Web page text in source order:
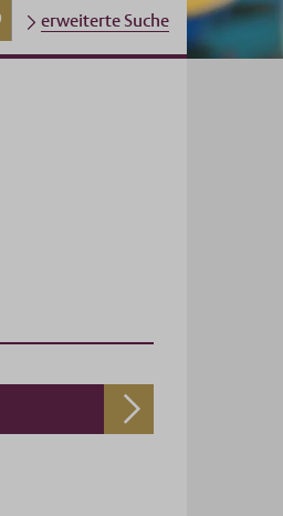
erweiterte Suche